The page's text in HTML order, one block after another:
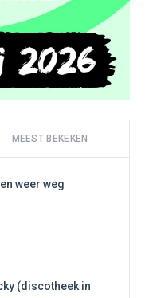
MEEST BEKEKEN
weer weg
(discotheek in